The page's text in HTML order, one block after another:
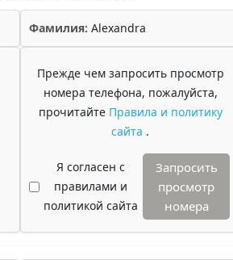
Фамилия: Alexandra
Прежде чем запросить просмотр
номера телефона, пожалуйста,
прочитайте Правила и политику
сайта .
Я согласен с
правилами и
политикой сайта
Запросить
просмотр
номера